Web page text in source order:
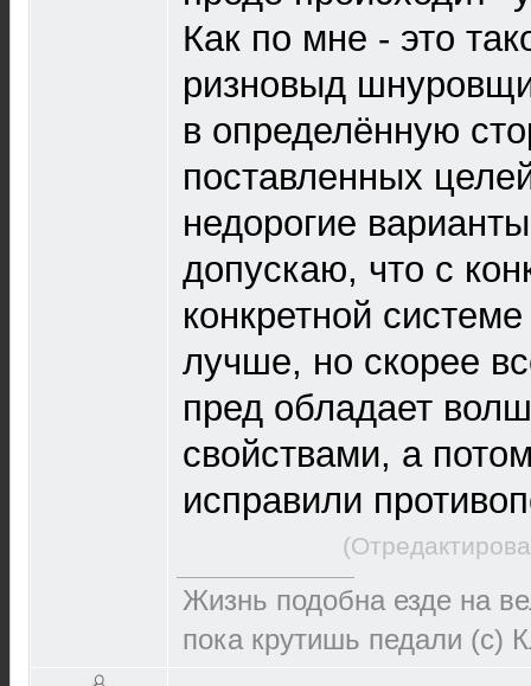
Как по мне - это
ризновыд
в определённую
поставленных
недорогие
допускаю, что с
конкретной
лучше, но скорее
пред обладает
свойствами, а
исправили
Жизнь подобна езде на
пока крутишь педали (с)